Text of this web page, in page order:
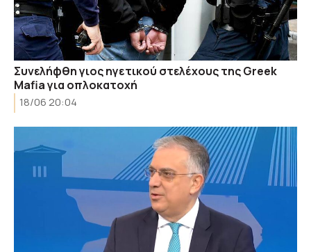
Συνελήφθη γιος ηγετικού στελέχους της Greek
Mafia για οπλοκατοχή
18/06 20:04